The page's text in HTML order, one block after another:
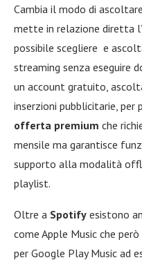
Cambia il modo di
mette in relazione diretta
possibile scegliere e
streaming senza eseguire
un account gratuito,
inserzioni pubblicitarie, per
offerta premium che
mensile ma garantisce
supporto alla modalità
playlist.
Oltre a Spotify esistono
come Apple Music che
per Google Play Music ad